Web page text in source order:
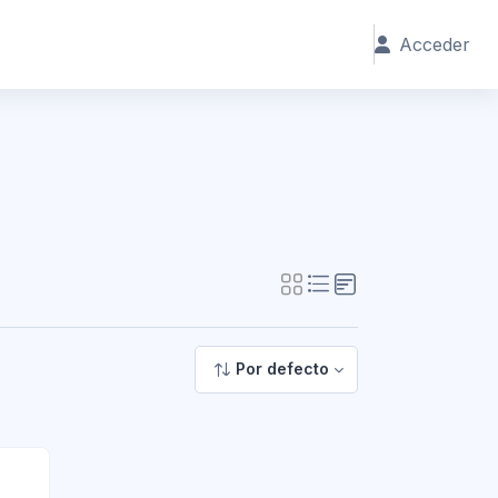
Acceder
Por defecto